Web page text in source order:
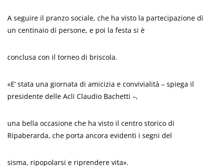
A seguire il pranzo sociale, che ha visto la partecipazione di
un centinaio di persone, e poi la festa si è
conclusa con il torneo di briscola.
«E’ stata una giornata di amicizia e convivialità – spiega il
presidente delle Acli Claudio Bachetti –,
una bella occasione che ha visto il centro storico di
Ripaberarda, che porta ancora evidenti i segni del
sisma, ripopolarsi e riprendere vita».